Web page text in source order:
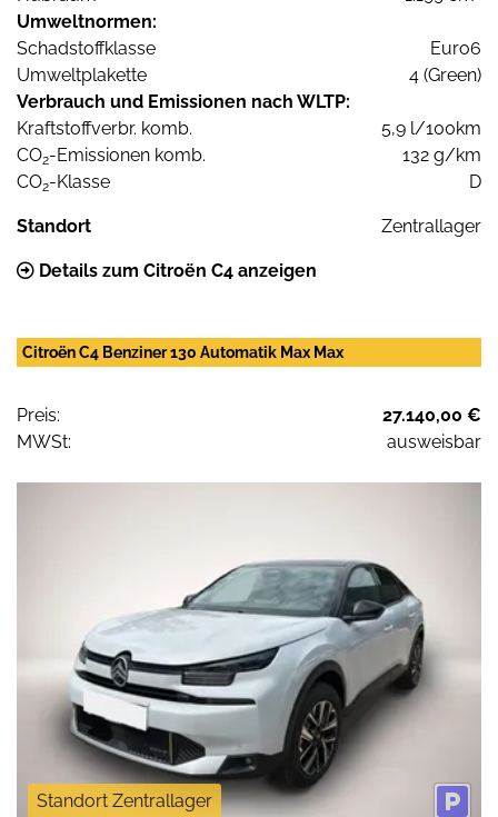
Umweltnormen:
Schadstoffklasse
Euro6
Umweltplakette
4 (Green)
Verbrauch und Emissionen nach WLTP:
Kraftstoffverbr. komb.
5,9 l/100km
CO2-Emissionen komb.
132 g/km
CO2-Klasse D
Standort Zentrallager
Details zum Citroën C4 anzeigen
Citroën C4 Benziner 130 Automatik Max Max
Preis:
27.140,00 €
MWSt:
ausweisbar
Standort Zentrallager